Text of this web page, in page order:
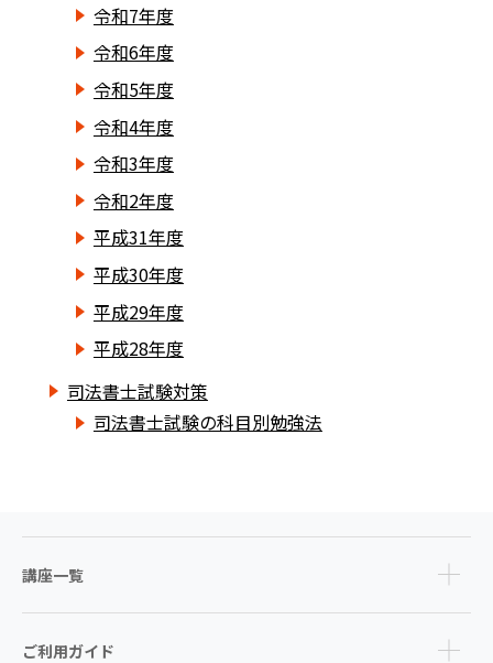
令和7年度
令和6年度
令和5年度
令和4年度
令和3年度
令和2年度
平成31年度
平成30年度
平成29年度
平成28年度
司法書士試験対策
司法書士試験の科目別勉強法
講座一覧
ご利用ガイド